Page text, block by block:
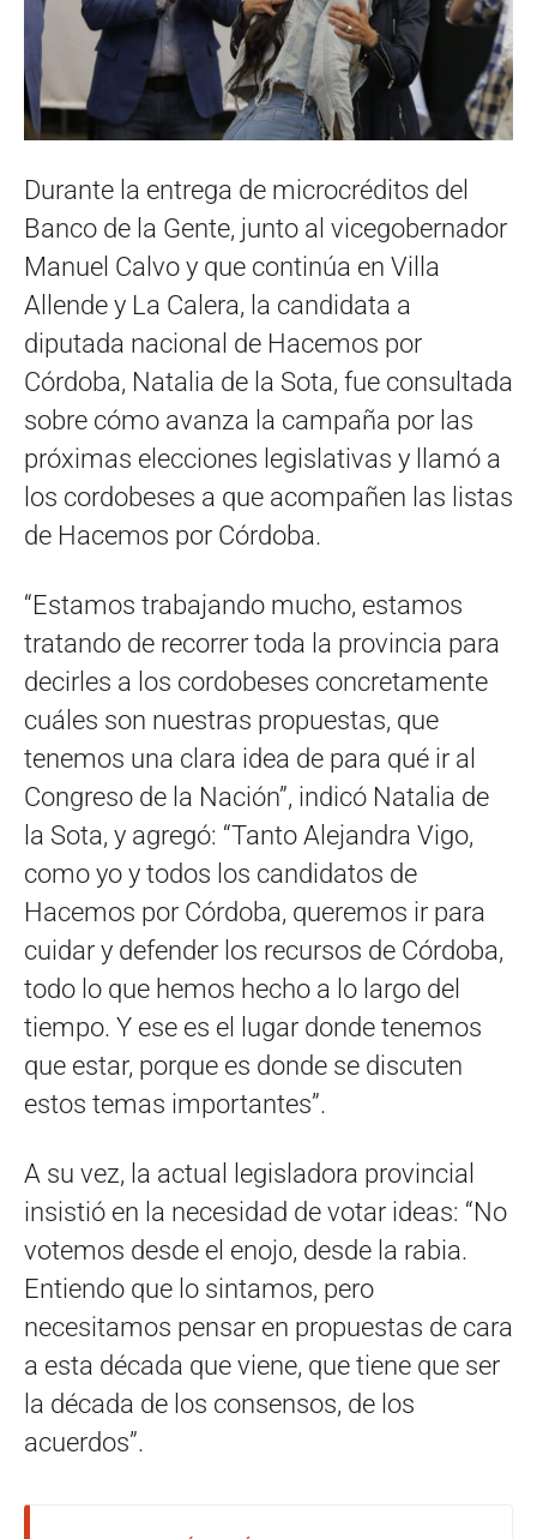
Durante la entrega de microcréditos del
Banco de la Gente, junto al vicegobernador
Manuel Calvo y que continúa en Villa
Allende y La Calera, la candidata a
diputada nacional de Hacemos por
Córdoba, Natalia de la Sota, fue consultada
sobre cómo avanza la campaña por las
próximas elecciones legislativas y llamó a
los cordobeses a que acompañen las listas
de Hacemos por Córdoba.
“Estamos trabajando mucho, estamos
tratando de recorrer toda la provincia para
decirles a los cordobeses concretamente
cuáles son nuestras propuestas, que
tenemos una clara idea de para qué ir al
Congreso de la Nación”, indicó Natalia de
la Sota, y agregó: “Tanto Alejandra Vigo,
como yo y todos los candidatos de
Hacemos por Córdoba, queremos ir para
cuidar y defender los recursos de Córdoba,
todo lo que hemos hecho a lo largo del
tiempo. Y ese es el lugar donde tenemos
que estar, porque es donde se discuten
estos temas importantes”.
A su vez, la actual legisladora provincial
insistió en la necesidad de votar ideas: “No
votemos desde el enojo, desde la rabia.
Entiendo que lo sintamos, pero
necesitamos pensar en propuestas de cara
a esta década que viene, que tiene que ser
la década de los consensos, de los
acuerdos”.